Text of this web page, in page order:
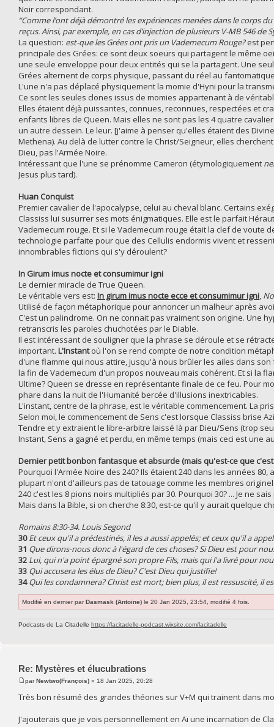
Noir correspondant.
“Comme l’ont déjà démontré les expériences menées dans le corps
reçus. Ainsi, par exemple, en cas d’injection de plusieurs V-MB 546
La question: est-que les Grées ont pris un Vademecum Rouge?est
principale des Grées: ce sont deux soeurs qui partagent le même
une seule enveloppe pour deux entités qui se la partagent. Une
Grées alternent de corps physique, passant du réel au
L'une n'a pas déplacé physiquement la momie d'Hyni pour la
Ce sont les seules clones issus de momies appartenant à de
Elles étaient déjà puissantes, connues, reconnues, respectées et
enfants libres de Queen. Mais elles ne sont pas les 4 quatre
un autre dessein. Le leur. [j'aime à penser qu'elles étaient des
Methena). Au delà de lutter contre le Christ/Seigneur, elles
Dieu, pas l'Armée Noire.
Intéressant que l'une se prénomme Cameron (étymologiquement
Jesus plus tard).
Huan Conquist
Premier cavalier de l'apocalypse, celui au cheval blanc. Certains
Classiss lui susurrer ses mots énigmatiques. Elle est le parfait
Vademecum rouge. Et si le Vademecum rouge était la clef de voute
technologie parfaite pour que des Cellulis endormis vivent et
innombrables fictions qui s'y déroulent?
In Girum imus nocte et consumimur igni
Le dernier miracle de True Queen.
Le véritable vers est: In girum imus nocte ecce et consumimur igni,
Utilisé de façon métaphorique pour annoncer un malheur après
C'est un palindrome. On ne connait pas vraiment son origine. Une
retranscris les paroles chuchotées par le Diable.
Il est intéressant de souligner que la phrase se déroule et se
important. L'Instantoù l'on se rend compte de notre condition
d'une flamme qui nous attire, jusqu'à nous brûler les ailes dans
la fin de Vademecum d'un propos nouveau mais cohérent. Et si la
Ultime? Queen se dresse en représentante finale de ce feu. Pour
phare dans la nuit de l'Humanité bercée d'illusions inextricables.
L'instant, centre de la phrase, est le véritable commencement. La
Selon moi, le commencement de Sens c'est lorsque Classiss brise
Tendre et y extraient le libre-arbitre laissé là par Dieu/Sens (trop
Instant, Sens a gagné et perdu, en même temps (mais ceci est une
Dernier petit bonbon fantasque et absurde (mais qu'est-ce que
Pourquoi l'Armée Noire des 240? Ils étaient 240 dans les années
plupart n'ont d'ailleurs pas de tatouage comme les membres
240 c'est les 8 pions noirs multipliés par 30. Pourquoi 30? ... Je ne
Mais dans la Bible, si on cherche 8:30, est-ce qu'il y aurait quelque
Romains 8:30-34. Louis Segond
30Et ceux qu'il a prédestinés, il les a aussi appelés; et ceux qu'il a
31 Que dirons-nous donc à l'égard de ces choses? Si Dieu est pour
32 Lui, qui n'a point épargné son propre Fils, mais qui l'a livré pour
33 Qui accusera les élus de Dieu? C'est Dieu qui justifie!
34 Qui les condamnera? Christ est mort; bien plus, il est ressuscité, il
Modifié en dernier parDasmask (Antoine) le 20 Jan 2025, 23:54, modifié 4 fois.
Podcasts de La Citadelle https://lacitadelle-podcast.wixsite.com/lacitadelle
Re: Mystères et élucubrations
parNewtwo(François) » 18 Jan 2025, 20:28
Très bon résumé des grandes théories sur V+M qui trainent dans
J'ajouterais que je vois personnellement en Aï une incarnation de